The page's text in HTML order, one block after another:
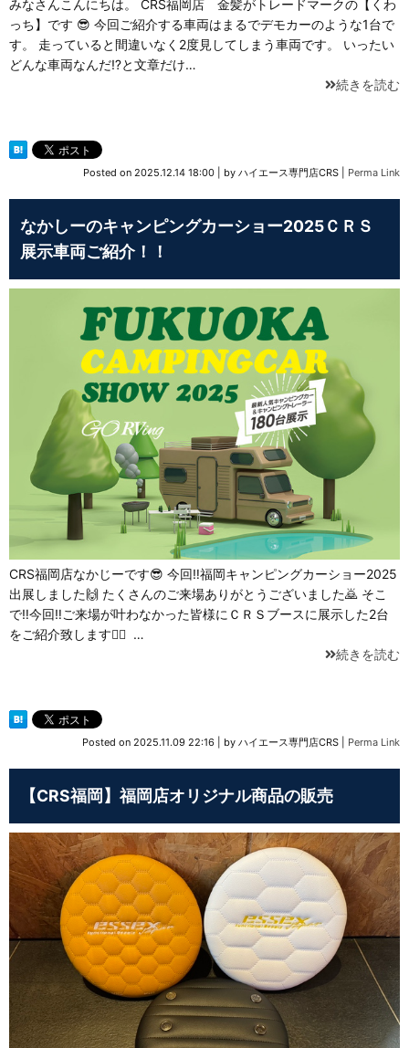
みなさんこんにちは。 CRS福岡店 金髪がトレードマークの【くわ
っち】です 😎 今回ご紹介する車両はまるでデモカーのような1台で
す。 走っていると間違いなく2度見してしまう車両です。 いったい
どんな車両なんだ⁉と文章だけ…
続きを読む
Posted on 2025.12.14 18:00 by ハイエース専門店CRS Perma Link
なかしーのキャンピングカーショー2025ＣＲＳ
展示車両ご紹介！！
CRS福岡店なかじーです😎 今回‼福岡キャンピングカーショー2025
出展しました🙌 たくさんのご来場ありがとうございました🙇 そこ
で‼今回‼ご来場が叶わなかった皆様にＣＲＳブースに展示した2台
をご紹介致します💁‍♂️ …
続きを読む
Posted on 2025.11.09 22:16 by ハイエース専門店CRS Perma Link
【CRS福岡】福岡店オリジナル商品の販売